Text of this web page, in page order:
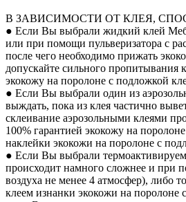
В ЗАВИСИМОСТИ ОТ КЛЕЯ,
● Если Вы выбрали жидкий клей
или при помощи пульверизатора с
после чего необходимо прижать
допускайте сильного
экокожу на поролоне с подложкой
● Если Вы выбрали один из
выждать, пока из клея частично
склеивание аэрозольными клеями
100% гарантией экокожу на
наклейки экокожи на поролоне с
● Если Вы выбрали
происходит намного сложнее и при
воздуха не менее 4 атмосфер), либо
клеем изнанки экокожи на